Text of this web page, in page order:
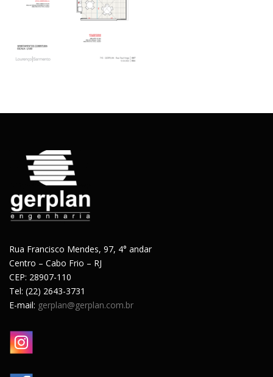
Rua Francisco Mendes, 97, 4° andar
Centro – Cabo Frio – RJ
CEP: 28907-110
Tel: (22) 2643-3731
E-mail: gerplan@gerplan.com.br